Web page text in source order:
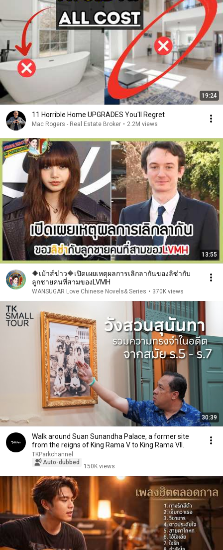
19:24
11 Horrible Home UPGRADES You'll Regret
Mac Rogers - Real Estate Broker • 2.2M views
13:55
🔶เม้าส์ข่าว🔶เปิดเผยเหตุผลการเลิกลากันของลิซ่ากับ
ลูกชายคนที่สามของLVMH
WANSUGAR Love Chinese Novels& Series • 370K views
30:39
Walk around Suan Sunandha Palace, a former site
from the reigns of King Rama V to King Rama VII.
TKParkchannel
Auto-dubbed
150K views